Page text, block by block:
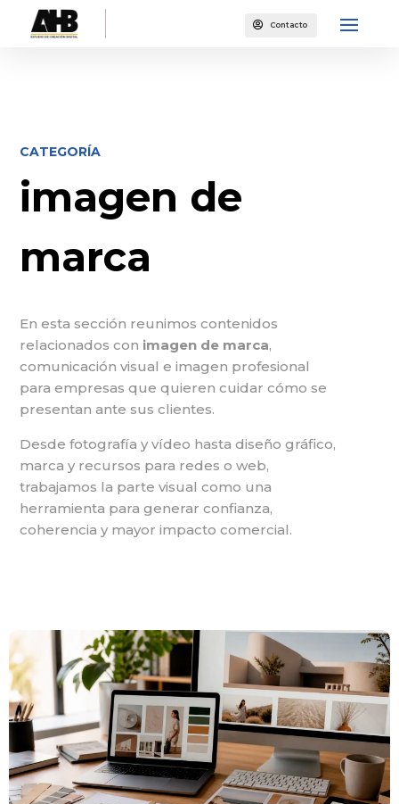
 Contacto
CATEGORÍA
imagen de
marca
En esta sección reunimos contenidos
relacionados con imagen de marca,
comunicación visual e imagen profesional
para empresas que quieren cuidar cómo se
presentan ante sus clientes.
Desde fotografía y vídeo hasta diseño gráfico,
marca y recursos para redes o web,
trabajamos la parte visual como una
herramienta para generar confianza,
coherencia y mayor impacto comercial.